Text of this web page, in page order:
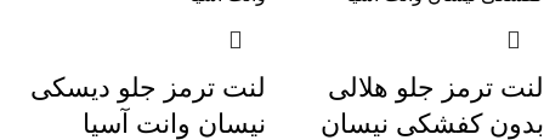
لنت ترمز جلو هلالی
بدون کفشکی نیسان
لنت ترمز جلو دیسکی
نیسان وانت آسیا